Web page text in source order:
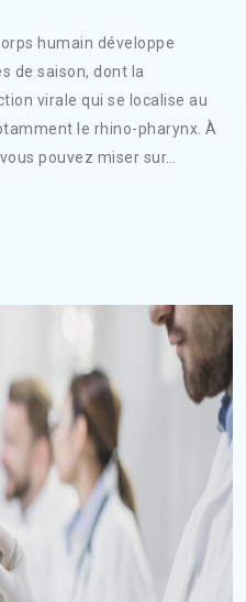
humain développe
de saison, dont la
virale qui se localise au
le rhino-pharynx. À
pouvez miser sur…